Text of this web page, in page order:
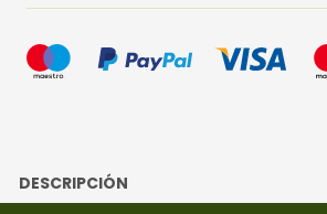
DESCRIPCIÓN